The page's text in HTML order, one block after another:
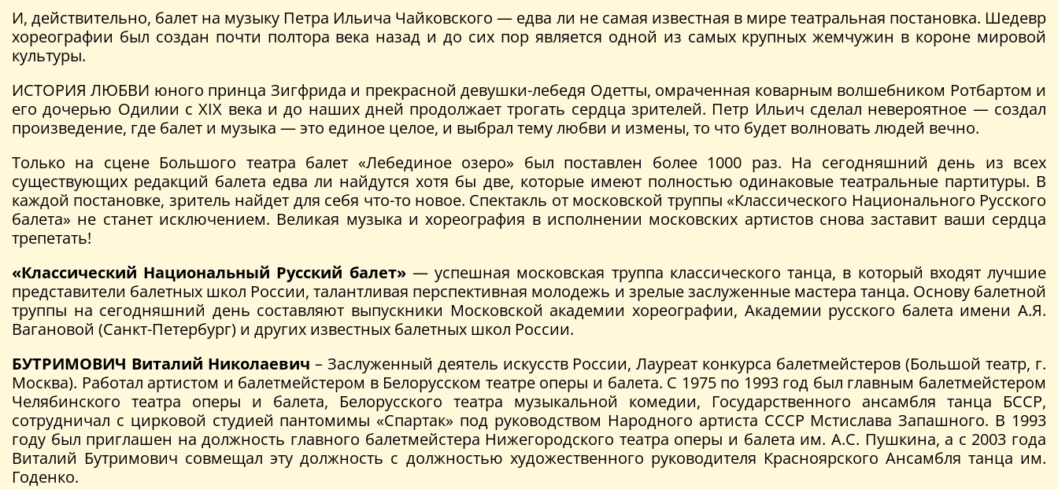
И, действительно, балет на музыку Петра Ильича Чайковского — едва ли не самая известная в мире театральная постановка. Шедевр
хореографии был создан почти полтора века назад и до сих пор является одной из самых крупных жемчужин в короне мировой
культуры.
ИСТОРИЯ ЛЮБВИ юного принца Зигфрида и прекрасной девушки-лебедя Одетты, омраченная коварным волшебником Ротбартом и
его дочерью Одилии с XIX века и до наших дней продолжает трогать сердца зрителей. Петр Ильич сделал невероятное — создал
произведение, где балет и музыка — это единое целое, и выбрал тему любви и измены, то что будет волновать людей вечно.
Только на сцене Большого театра балет «Лебединое озеро» был поставлен более 1000 раз. На сегодняшний день из всех
существующих редакций балета едва ли найдутся хотя бы две, которые имеют полностью одинаковые театральные партитуры. В
каждой постановке, зритель найдет для себя что-то новое. Спектакль от московской труппы «Классического Национального Русского
балета» не станет исключением. Великая музыка и хореография в исполнении московских артистов снова заставит ваши сердца
трепетать!
«Классический Национальный Русский балет»— успешная московская труппа классического танца, в который входят лучшие
представители балетных школ России, талантливая перспективная молодежь и зрелые заслуженные мастера танца. Основу балетной
труппы на сегодняшний день составляют выпускники Московской академии хореографии, Академии русского балета имени А.Я.
Вагановой (Санкт-Петербург) и других известных балетных школ России.
БУТРИМОВИЧ Виталий Николаевич – Заслуженный деятель искусств России, Лауреат конкурса балетмейстеров (Большой театр, г.
Москва). Работал артистом и балетмейстером в Белорусском театре оперы и балета. С 1975 по 1993 год был главным балетмейстером
Челябинского театра оперы и балета, Белорусского театра музыкальной комедии, Государственного ансамбля танца БССР,
сотрудничал с цирковой студией пантомимы «Спартак» под руководством Народного артиста СССР Мстислава Запашного. В 1993
году был приглашен на должность главного балетмейстера Нижегородского театра оперы и балета им. А.С. Пушкина, а с 2003 года
Виталий Бутримович совмещал эту должность с должностью художественного руководителя Красноярского Ансамбля танца им.
Годенко.